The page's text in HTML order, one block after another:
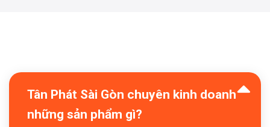
Tân Phát Sài Gòn chuyên kinh doanh
những sản phẩm gì?